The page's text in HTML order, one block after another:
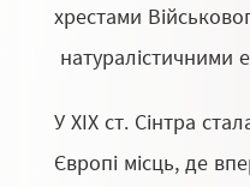
хрестами
натуралістичними
У XIX ст. Сінтра
Європі місць, де